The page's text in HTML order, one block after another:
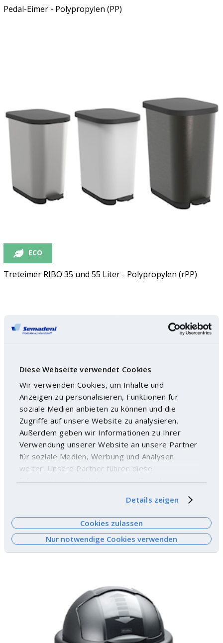
Diese Webseite verwendet Cookies
Wir verwenden Cookies, um Inhalte und
Anzeigen zu personalisieren, Funktionen für
soziale Medien anbieten zu können und die
Zugriffe auf unsere Website zu analysieren.
Außerdem geben wir Informationen zu Ihrer
Verwendung unserer Website an unsere Partner
für soziale Medien, Werbung und Analysen
weiter. Unsere Partner führen diese
Informationen möglicherweise mit weiteren
haben oder die sie im Rahmen Ihrer Nutzung der
Dienste gesammelt haben. Weitere
Informationen finden Siehier.
Details zeigen
Cookies zulassen
Nur notwendige Cookies verwenden
Pedal-Eimer - Polypropylen (PP)
ECO
Treteimer RIBO 35 und 55 Liter - Polypropylen (rPP)
Pedaleimer HERA - Polypropylen (PP)